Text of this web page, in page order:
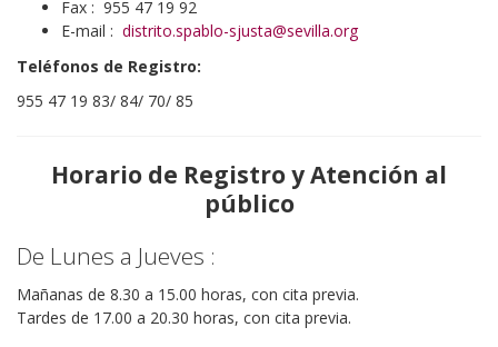
Fax : 955 47 19 92
E-mail : distrito.spablo-sjusta@sevilla.org
Teléfonos de Registro:
955 47 19 83/ 84/ 70/ 85
Horario de Registro y Atención al
público
De Lunes a Jueves :
Mañanas de 8.30 a 15.00 horas, con cita previa.
Tardes de 17.00 a 20.30 horas, con cita previa.